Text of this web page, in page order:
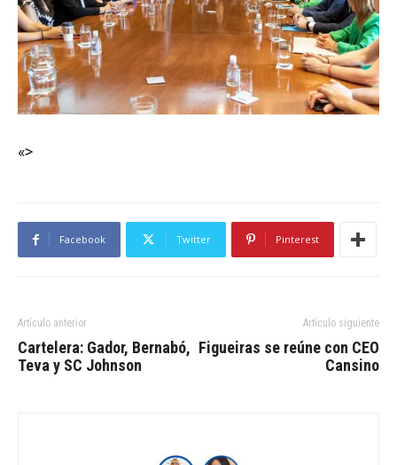
«>
Facebook Twitter Pinterest
Artículo anterior
Cartelera: Gador, Bernabó,
Teva y SC Johnson
Artículo siguiente
Figueiras se reúne con CEO
Cansino